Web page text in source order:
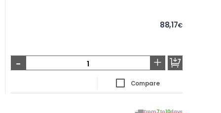
88,17€
- +
Compare